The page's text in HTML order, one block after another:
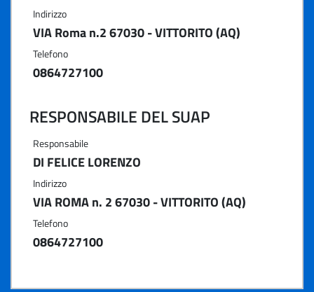
Indirizzo
VIA Roma n.2 67030 - VITTORITO (AQ)
Telefono
0864727100
RESPONSABILE DEL SUAP
Responsabile
DI FELICE LORENZO
Indirizzo
VIA ROMA n. 2 67030 - VITTORITO (AQ)
Telefono
0864727100